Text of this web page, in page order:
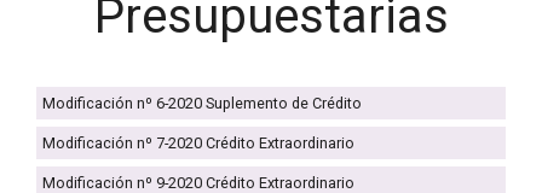
Presupuestarias
Modificación nº 6-2020 Suplemento de Crédito
Modificación nº 7-2020 Crédito Extraordinario
Modificación nº 9-2020 Crédito Extraordinario